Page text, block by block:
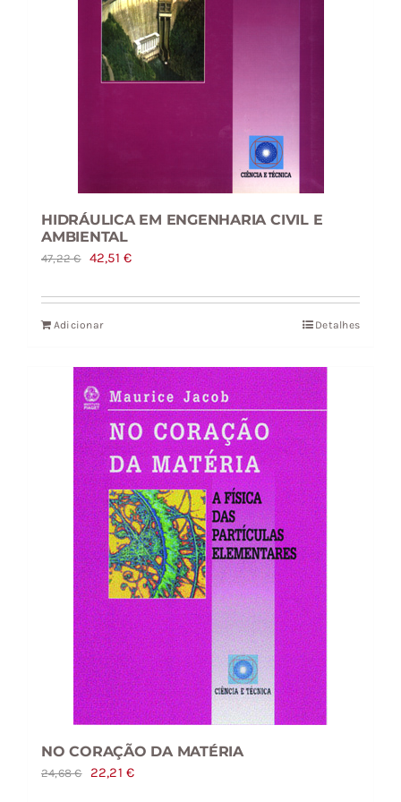
HIDRÁULICA EM ENGENHARIA CIVIL E
AMBIENTAL
47,22€
O
original
era:
42,51€O
atual
Adicionar Detalhes
NO CORAÇÃO DA MATÉRIA
24,68€
O
22,21€O